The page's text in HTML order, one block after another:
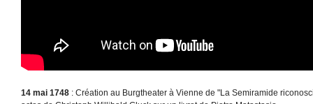
14 mai 1748 : Création au Burgtheater à Vienne de "La Semiramide